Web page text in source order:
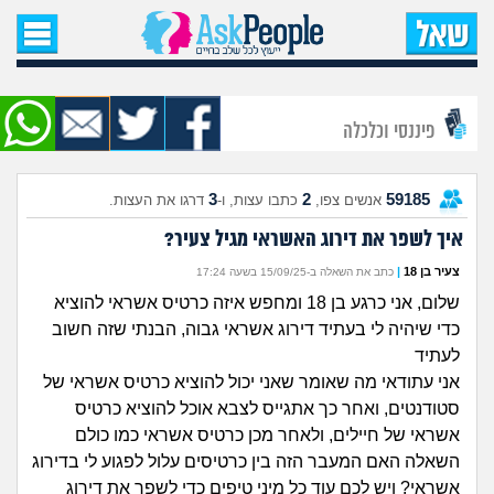
עמוד הבית
שאל שאלה
שאלות חדשות
שאלות שעוררו עניין
עצות חדשות
מה קורה כאן?
מתחם הטיפים
מדורים
פיננסי וכלכלה
59185 אנשים צפו, 2 כתבו עצות, ו-3 דרגו את העצות.
איך לשפר את דירוג האשראי מגיל צעיר?
צעיר בן 18 | כתב את השאלה ב-15/09/25 בשעה 17:24
שלום, אני כרגע בן 18 ומחפש איזה כרטיס אשראי להוציא
כדי שיהיה לי בעתיד דירוג אשראי גבוה, הבנתי שזה חשוב
לעתיד
אני עתודאי מה שאומר שאני יכול להוציא כרטיס אשראי של
סטודנטים, ואחר כך אתגייס לצבא אוכל להוציא כרטיס
אשראי של חיילים, ולאחר מכן כרטיס אשראי כמו כולם
השאלה האם המעבר הזה בין כרטיסים עלול לפגוע לי בדירוג
אשראי? ויש לכם עוד כל מיני טיפים כדי לשפר את דירוג